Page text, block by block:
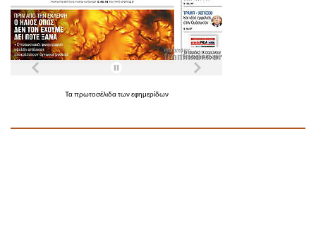
Ταπρωτοσέλιδατωνεφημερίδων